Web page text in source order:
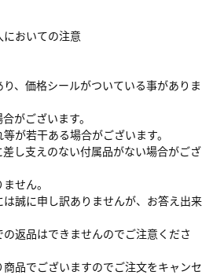
においての注意
、価格シールがついている事がありま
がございます。
が若干ある場合がございます。
し支えのない付属品がない場合がござ
せん。
誠に申し訳ありませんが、お答え出来
返品はできませんのでご注意くださ
品でございますのでご注文をキャンセ